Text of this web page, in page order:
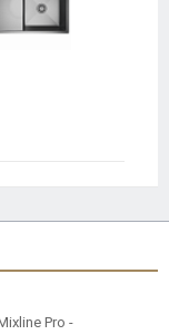
Pro -